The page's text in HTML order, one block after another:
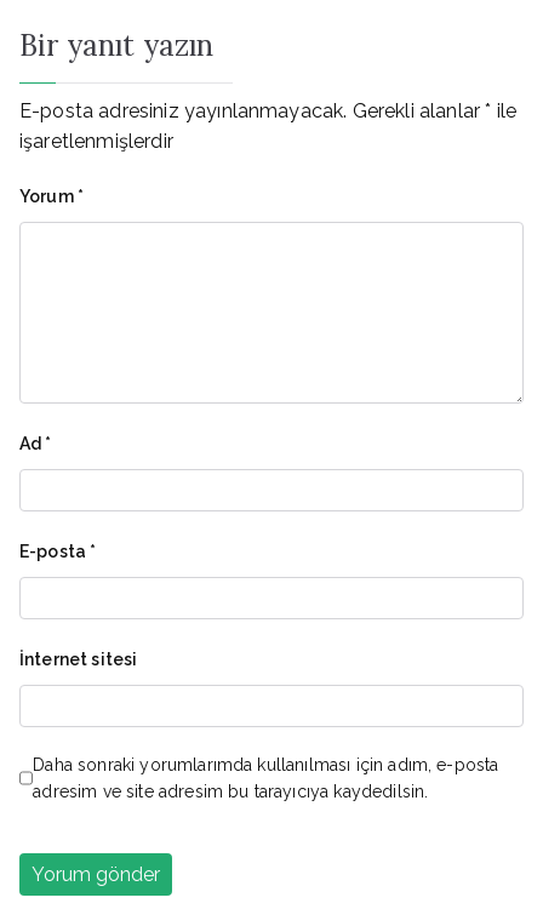
Bir yanıt yazın
E-posta adresiniz yayınlanmayacak. Gerekli alanlar* ile
işaretlenmişlerdir
Yorum *
Ad *
E-posta *
İnternet sitesi
Daha sonraki yorumlarımda kullanılması için adım, e-posta
adresim ve site adresim bu tarayıcıya kaydedilsin.